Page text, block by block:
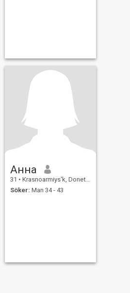
Анна
31 • Krasnoarmiys'k, Donets'k, Ukraina
Söker: Man 34 - 43